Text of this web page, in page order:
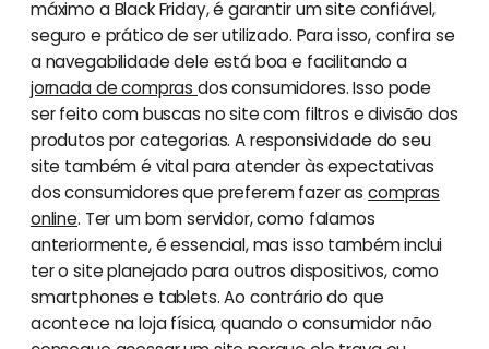
máximo a Black Friday, é garantir um site confiável,
seguro e prático de ser utilizado. Para isso, confira se
a navegabilidade dele está boa e facilitando a
jornada de compras dos consumidores. Isso pode
ser feito com buscas no site com filtros e divisão dos
produtos por categorias. A responsividade do seu
site também é vital para atender às expectativas
dos consumidores que preferem fazer as compras
online. Ter um bom servidor, como falamos
anteriormente, é essencial, mas isso também inclui
ter o site planejado para outros dispositivos, como
smartphones e tablets. Ao contrário do que
acontece na loja física, quando o consumidor não